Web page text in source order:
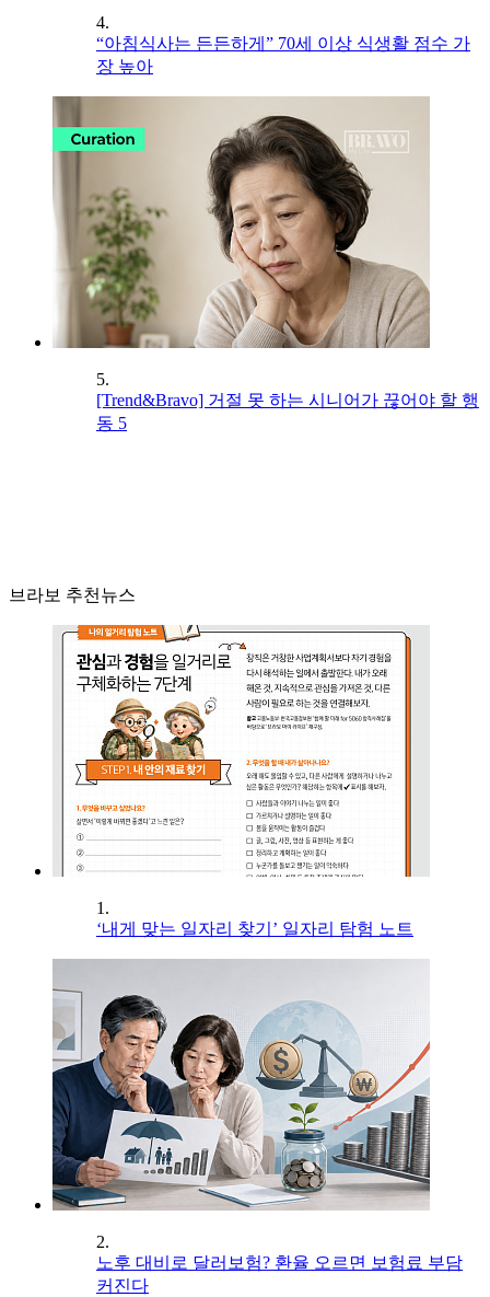
4.
“아침식사는 든든하게” 70세 이상 식생활 점수 가
장 높아
5.
[Trend&Bravo] 거절 못 하는 시니어가 끊어야 할 행
동 5
브라보 추천뉴스
1.
‘내게 맞는 일자리 찾기’ 일자리 탐험 노트
2.
노후 대비로 달러보험? 환율 오르면 보험료 부담
커진다